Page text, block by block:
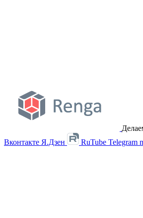
Вконтакте Я.Дзен RuTube Telegram